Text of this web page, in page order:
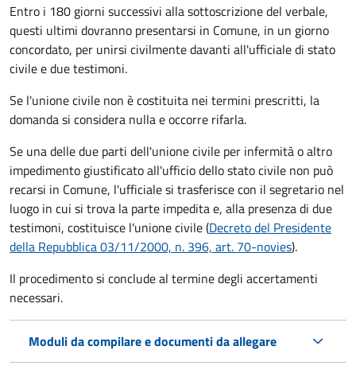
Entro i 180 giorni successivi alla sottoscrizione del verbale,
questi ultimi dovranno presentarsi in Comune, in un giorno
concordato, per unirsi civilmentedavanti all'ufficiale di stato
civilee due testimoni.
Se l'unione civile non è costituita nei termini prescritti, la
domanda si considera nulla e occorre rifarla.
Se una delle due parti dell'unione civile per infermità o altro
impedimento giustificato all'ufficio dello stato civile non può
recarsi in Comune, l'ufficiale si trasferisce con il segretario nel
luogo in cui si trova la parte impedita e, alla presenza di due
testimoni, costituisce l'unione civile (Decreto del Presidente
della Repubblica 03/11/2000, n. 396, art. 70-novies).
Il procedimento si conclude al termine degli accertamenti
necessari.
Moduli da compilare e documenti da allegare